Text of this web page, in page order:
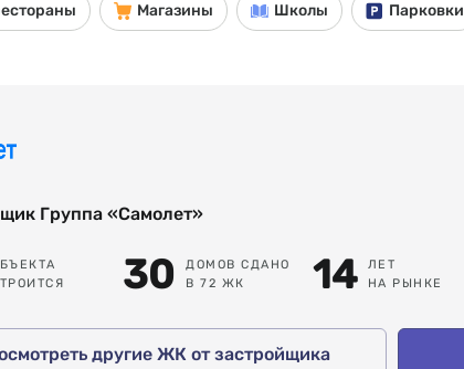
Магазины Школы Парковки
Группа «Самолет»
30
ДОМОВ СДАНО
В 72 ЖК
14
ЛЕТ
НА РЫНКЕ
другие ЖК от застройщика